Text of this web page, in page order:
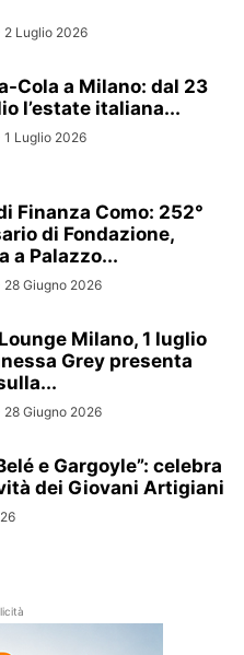
2 Luglio 2026
Cola a Milano: dal 23
l’estate italiana...
1 Luglio 2026
Finanza Como: 252°
di Fondazione,
a Palazzo...
28 Giugno 2026
Milano, 1 luglio
Grey presenta
28 Giugno 2026
e Gargoyle”: celebra
dei Giovani Artigiani